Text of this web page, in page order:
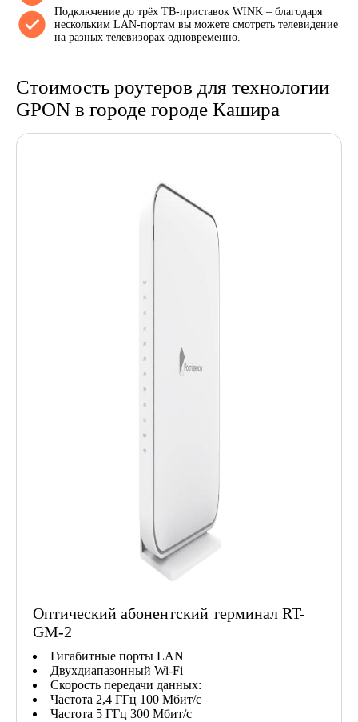
Подключение до трёх ТВ-приставок WINK – благодаря
нескольким LAN-портам вы можете смотреть телевидение
на разных телевизорах одновременно.
Стоимость роутеров для технологии
GPON в городе городе Кашира
Оптический абонентский терминал RT-
GM-2
Гигабитные порты LAN
Двухдиапазонный Wi-Fi
Скорость передачи данных:
Частота 2,4 ГГц 100 Мбит/с
Частота 5 ГГц 300 Мбит/с